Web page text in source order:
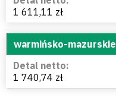
1 611,11 zł
warmińsko-mazurskie
1 740,74 zł